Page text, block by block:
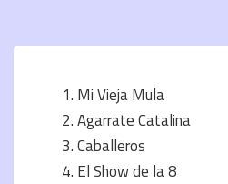
Mi Vieja Mula
Agarrate Catalina
Caballeros
El Show de la 8